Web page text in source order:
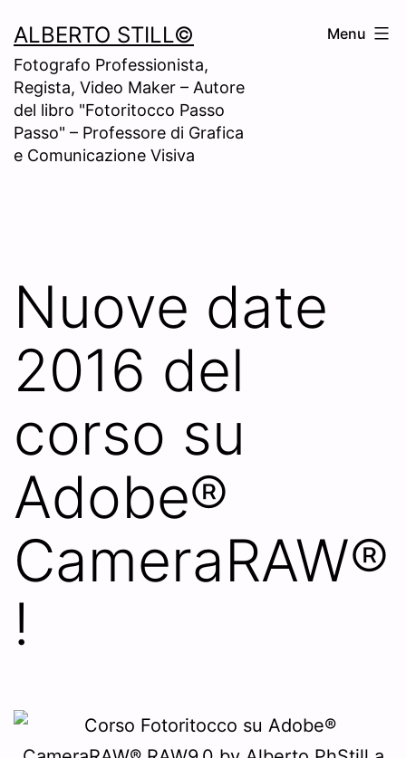
to
content
ALBERTO STILL©
Fotografo Professionista,
Regista, Video Maker – Autore
del libro "Fotoritocco Passo
Passo" – Professore di Grafica
e Comunicazione Visiva
Menu
Nuove date
2016 del
corso su
Adobe®
CameraRAW®
!